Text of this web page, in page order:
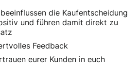
die Kaufentscheidung
und führen damit direkt zu
Feedback
eurer Kunden in euch